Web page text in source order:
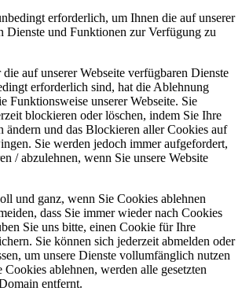
erforderlich, um Ihnen die auf unserer
Dienste und Funktionen zur Verfügung zu
auf unserer Webseite verfügbaren Dienste
erforderlich sind, hat die Ablehnung
Funktionsweise unserer Webseite. Sie
blockieren oder löschen, indem Sie Ihre
ändern und das Blockieren aller Cookies auf
Sie werden jedoch immer aufgefordert,
/ abzulehnen, wenn Sie unsere Website
und ganz, wenn Sie Cookies ablehnen
dass Sie immer wieder nach Cookies
Sie uns bitte, einen Cookie für Ihre
Sie können sich jederzeit abmelden oder
um unsere Dienste vollumfänglich nutzen
ablehnen, werden alle gesetzten
entfernt.